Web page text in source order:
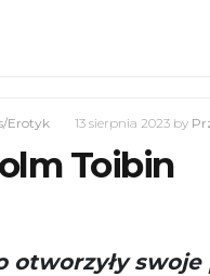
Erotyk 13 sierpnia 2023 by
Toibin
swoje